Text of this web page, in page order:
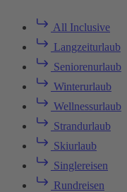
All Inclusive
Langzeiturlaub
Seniorenurlaub
Winterurlaub
Wellnessurlaub
Strandurlaub
Skiurlaub
Singlereisen
Rundreisen